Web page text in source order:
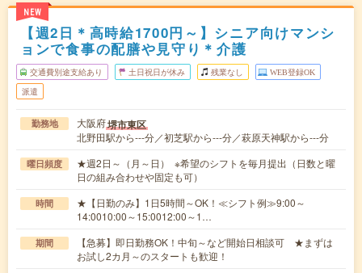
NEW
【週2日＊高時給1700円～】シニア向けマンシ
ョンで食事の配膳や見守り＊介護
交通費別途支給あり 土日祝日が休み 残業なし WEB登録OK
派遣
勤務地 大阪府堺市東区
北野田駅から---分／初芝駅から---分／萩原天神駅から---分
曜日頻度
★週2日～（月～日） ※希望のシフトを毎月提出（日数と曜
日の組み合わせや固定も可）
時間
★【日勤のみ】1日5時間～OK！≪シフト例≫9:00～
14:0010:00～15:0012:00～1…
期間
【急募】即日勤務OK！中旬～など開始日相談可 ★まずは
お試し2カ月～のスタートも歓迎！